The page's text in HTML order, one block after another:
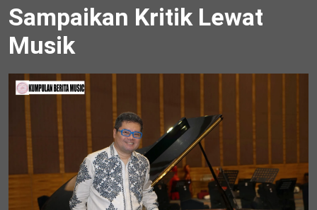
Sampaikan Kritik Lewat
Musik